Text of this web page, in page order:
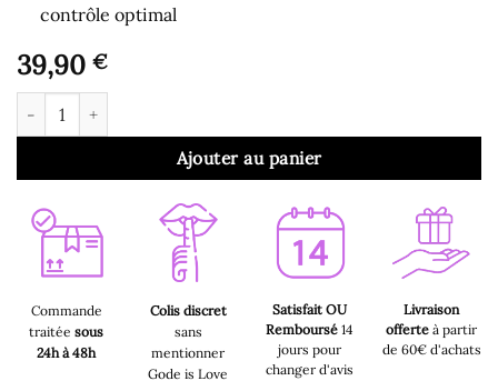
contrôle optimal
39,90 €
quantité de Gode Ventouse - Gode Ventouse Droit en Jelly
Ajouter au panier
Commande
traitée sous
24h à 48h
Colis discret
sans
mentionner
Gode is Love
Satisfait OU
Remboursé14
jours pour
changer d'avis
Livraison
offerte à partir
de 60€ d'achats